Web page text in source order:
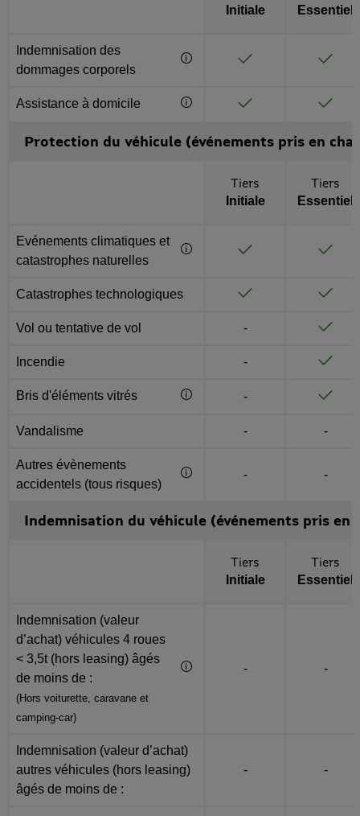
Après activation d’un bouton “Complément d'information",
Initiale Essentiel
Indemnisation des
dommages corporels
Complément d'information
Assistance à domicile Complément d'information
Protection du véhicule (événements pris en
Après activation d’un bouton “Complément d'information",
Tiers
Initiale
Tiers
Essentiel
Evénements climatiques et
catastrophes naturelles
Complément d'information
Catastrophes technologiques
Vol ou tentative de vol
-Non inclus
Incendie
-Non inclus
Bris d'éléments vitrés
Complément d'information
-Non inclus
Vandalisme
-Non inclus -Non
Autres évènements
accidentels (tous risques)
Complément d'information
-Non inclus -Non
Indemnisation du véhicule (événements pris en
Après activation d’un bouton “Complément d'information",
Tiers
Initiale
Tiers
Essentiel
Indemnisation (valeur
d’achat) véhicules 4 roues
< 3,5t (hors leasing) âgés
de moins de :
(Hors voiturette, caravane et
camping-car)
Complément d'information
-Non inclus -Non
Indemnisation (valeur d’achat)
autres véhicules (hors leasing)
âgés de moins de :
-Non inclus -Non